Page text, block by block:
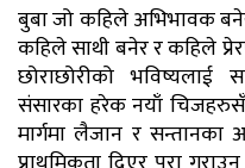
बुबा जो कहिले अभिभावक
कहिले साथी बनेर र कहिले
छोराछोरीको
संसारका हरेक नयाँ
मार्गमा लैजान र